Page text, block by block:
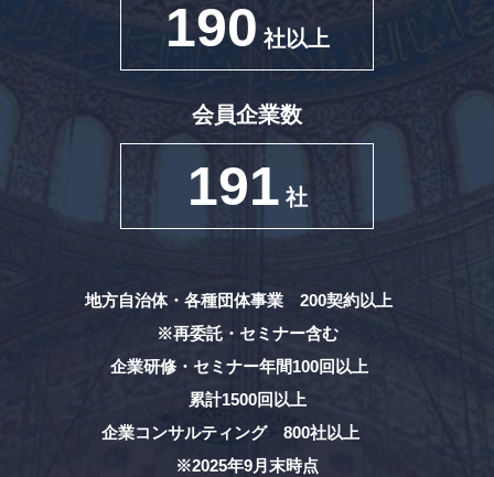
190 社以上
会員企業数
191 社
地方自治体・各種団体事業 200契約以上
※再委託・セミナー含む
企業研修・セミナー年間100回以上
累計1500回以上
企業コンサルティング 800社以上
※2025年9月末時点